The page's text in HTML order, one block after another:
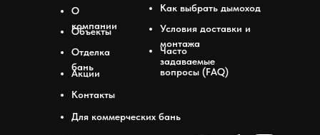
О
компании
Объекты
Отделка
бань
Акции
Как выбрать дымоход
Условия доставки и
монтажа
Часто
задаваемые
вопросы (FAQ)
Для коммерческих бань
Контакты